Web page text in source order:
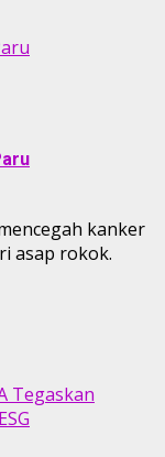
kanker
asap rokok.
Tegaskan